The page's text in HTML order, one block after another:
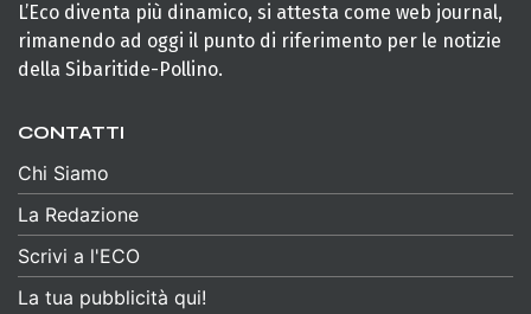
L’Eco diventa più dinamico, si attesta come web journal,
rimanendo ad oggi il punto di riferimento per le notizie
della Sibaritide-Pollino.
CONTATTI
Chi Siamo
La Redazione
Scrivi a l'ECO
La tua pubblicità qui!